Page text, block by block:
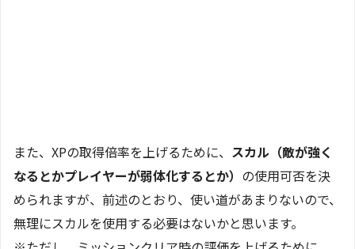
また、XPの取得倍率を上げるために、 スカル（敵が強く
なるとかプレイヤーが弱体化するとか） の使用可否を決
められますが、前述のとおり、使い道があまりないので、
無理にスカルを使用する必要はないかと思います。